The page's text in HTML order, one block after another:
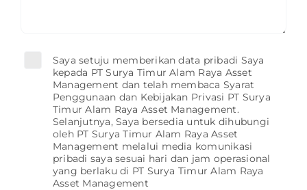
Saya setuju memberikan data pribadi Saya
kepada PT Surya Timur Alam Raya Asset
Management dan telah membaca Syarat
Penggunaan dan Kebijakan Privasi PT Surya
Timur Alam Raya Asset Management.
Selanjutnya, Saya bersedia untuk dihubungi
oleh PT Surya Timur Alam Raya Asset
Management melalui media komunikasi
pribadi saya sesuai hari dan jam operasional
yang berlaku di PT Surya Timur Alam Raya
Asset Management